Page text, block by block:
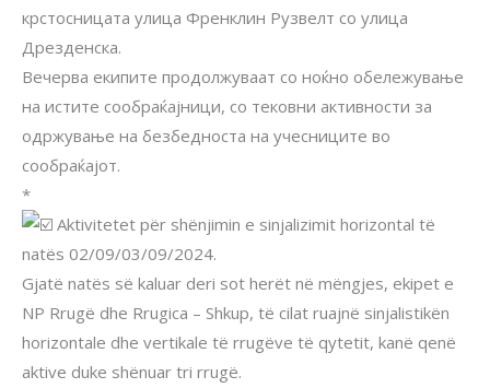
крстосницата улица Френклин Рузвелт со улица
Дрезденска.
Вечерва екипите продолжуваат со ноќно обележување
на истите сообраќајници, со тековни активности за
одржување на безбедноста на учесниците во
сообраќајот.
*
Aktivitetet për shënjimin e sinjalizimit horizontal të
natës 02/09/03/09/2024.
Gjatë natës së kaluar deri sot herët në mëngjes, ekipet e
NP Rrugë dhe Rrugica – Shkup, të cilat ruajnë sinjalistikën
horizontale dhe vertikale të rrugëve të qytetit, kanë qenë
aktive duke shënuar tri rrugë.